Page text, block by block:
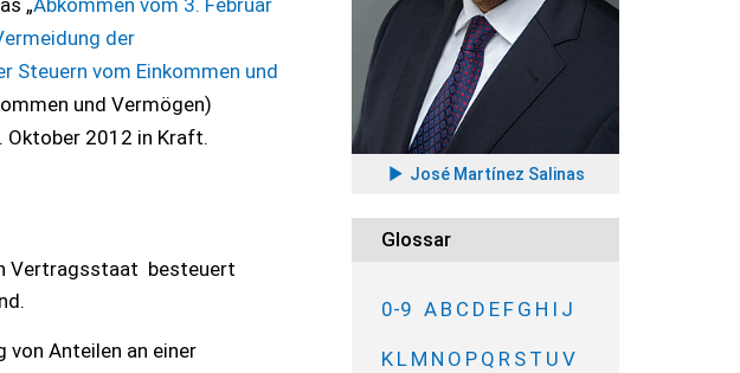
„Abkommen vom 3. Februar
der
Steuern vom Einkommen und
und Vermögen)
2012 in Kraft.
Vertragsstaat besteuert
von Anteilen an einer
José Martínez Salinas
Glossar
0-9 A B C D E F G H I J
K L M N O P Q R S T U V